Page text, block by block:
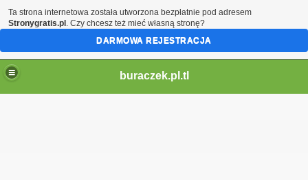
buraczek.pl.tl
Ta strona internetowa została utworzona bezpłatnie pod adresem
Stronygratis.pl . Czy chcesz też mieć własną stronę?
DARMOWA REJESTRACJA